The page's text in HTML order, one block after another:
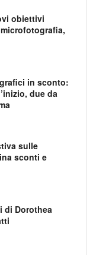
obiettivi
in sconto:
due da
sulle
sconti e
di Dorothea